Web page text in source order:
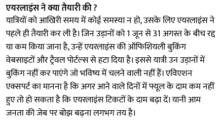
एयरलाइंस ने क्या तैयारी की ?
यात्रियों को आखिरी समय में कोई समस्या न हो, उसके लिए एयरलाइंस ने
पहले ही तैयारी कर ली है। जिन उड़ानों को 1 जून से 31 अगस्त के बीच रद्द
या कम किया जाना है, उन्हें एयरलाइंस की ऑफिशियली बुकिंग
वेबसाइटों और ट्रैवल पोर्टल्स से हटा दिया है। इससे यात्री उन उड़ानों में
बुकिंग नहीं कर पाएंगे जो भविष्य में चलने वाली नहीं हैं। एविएशन
एक्सपर्ट का मानना है कि अगर आने वाले दिनों में फ्यूल के दाम कम नहीं
हुए तो हो सकता है कि एयरलाइंस टिकटों के दाम बढ़ा दें। यानी आम
जनता की जेब पर बोझ बढ़ना लगभग तय है।